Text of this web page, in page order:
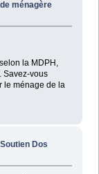
ménagère
la MDPH,
Savez-vous
le ménage de la
Dos